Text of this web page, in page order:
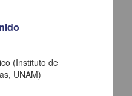
(Instituto de
UNAM)